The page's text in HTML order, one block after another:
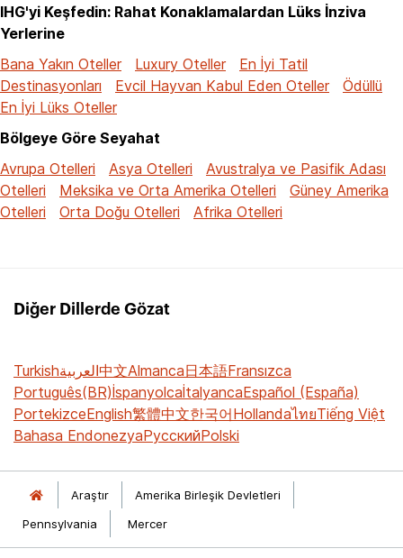
IHG'yi Keşfedin: Rahat Konaklamalardan Lüks İnziva
Yerlerine
Bana Yakın Oteller
Luxury Oteller
En İyi Tatil
Destinasyonları
Evcil Hayvan Kabul Eden Oteller
Ödüllü
En İyi Lüks Oteller
Bölgeye Göre Seyahat
Avrupa Otelleri
Asya Otelleri
Avustralya ve Pasifik Adası
Otelleri
Meksika ve Orta Amerika Otelleri
Güney Amerika
Otelleri
Orta Doğu Otelleri Afrika Otelleri
Diğer Dillerde Gözat
Turkishالعربية中文Almanca日本語Fransızca
Português(BR)İspanyolcaİtalyancaEspañol (España)
PortekizceEnglish繁體中文한국어HollandaไทยTiếng Việt
Bahasa EndonezyaРусскийPolski
Araştır
Amerika Birleşik Devletleri
Pennsylvania
Mercer